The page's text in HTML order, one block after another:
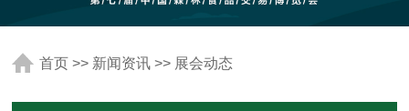
首页 >> 新闻资讯 >> 展会动态